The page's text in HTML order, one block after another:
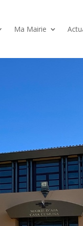
Ma Mairie